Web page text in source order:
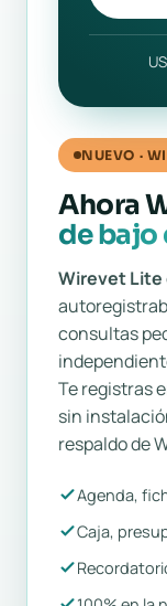
NUEVO ·
Ahora
de
Wirevet Lite
consultas
Te registras
sin
respaldo de
Agenda,
Caja,